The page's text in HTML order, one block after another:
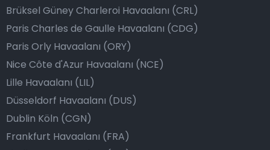
Brüksel Güney Charleroi Havaalanı (CRL)
Paris Charles de Gaulle Havaalanı (CDG)
Paris Orly Havaalanı (ORY)
Nice Côte d'Azur Havaalanı (NCE)
Lille Havaalanı (LIL)
Düsseldorf Havaalanı (DUS)
Dublin Köln (CGN)
Frankfurt Havaalanı (FRA)